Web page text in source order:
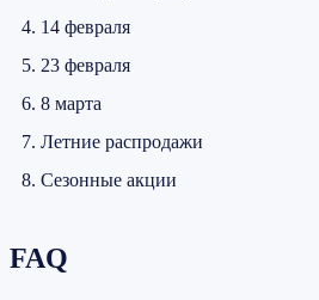
14 февраля
23 февраля
8 марта
Летние распродажи
Сезонные акции
FAQ